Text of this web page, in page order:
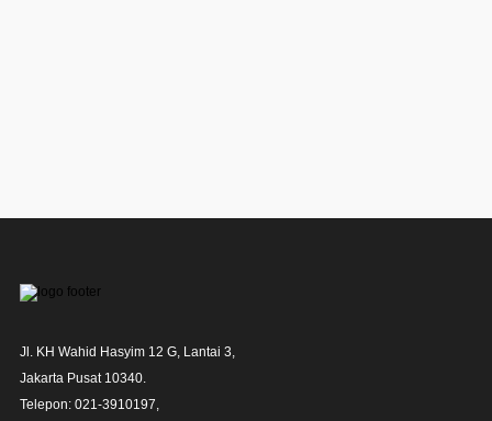
Jl. KH Wahid Hasyim 12 G, Lantai 3,
Jakarta Pusat 10340.
Telepon: 021-3910197,